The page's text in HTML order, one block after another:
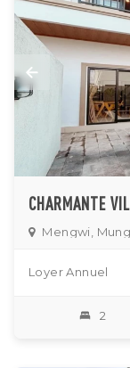
Mengwi,
Loyer Annuel
2